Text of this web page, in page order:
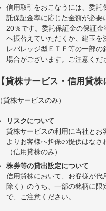
信用取引をおこなうには、委
託保証金率に応じた金額が必
20％です。委託保証金の保証
へ振替えていただくか、建玉
レバレッジ型ＥＴＦ等の一部
場合がございます。ご注意くだ
【貸株サービス・信用貸
（貸株サービスのみ）
リスクについて
貸株サービスの利用に当社と
よりお客様へ担保の提供はな
（信用貸株のみ）
株券等の貸出設定について
信用貸株において、お客様が
除く）のうち、一部の銘柄に
で、ご注意ください。